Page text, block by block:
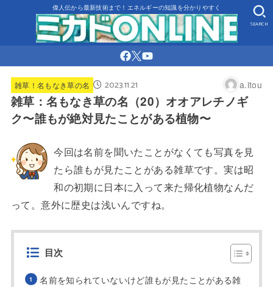
偉人伝から最新技術まで！エネルギーの知識を分かりやすく
SEARCH
雑草！名もなき草の名 2023.11.21 a.itou
雑草：名もなき草の名（20）オオアレチノギ
ク〜誰もが絶対見たことがある植物〜
今回は名前を聞いたことがなくても写真を見
たら誰もが見たことがある雑草です。実は昭
和の初期に日本に入って来た帰化植物なんだ
って。意外に歴史は浅いんですね。
目次
名前を知られていないけど誰もが見たことがある雑